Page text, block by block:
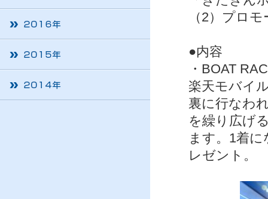
（2）プロ
●内容
・BOAT
楽天モバイ
裏に行なわ
を繰り広げ
ます。1着
レゼント。